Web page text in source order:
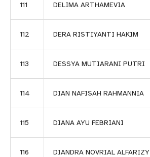
111 DELIMA ARTHAMEVIA
112 DERA RISTIYANTI HAKIM
113 DESSYA MUTIARANI PUTRI
114 DIAN NAFISAH RAHMANNIA
115 DIANA AYU FEBRIANI
116 DIANDRA NOVRIAL ALFARIZY